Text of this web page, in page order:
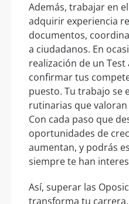
Además, trabajar en
adquirir experiencia
documentos,
a ciudadanos. En
realización de un
confirmar tus
puesto. Tu trabajo se
rutinarias que
Con cada paso que
oportunidades de
aumentan, y podrás
siempre te han
Así, superar las
transforma tu